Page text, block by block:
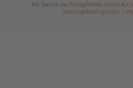
Ein Service der ProAgeMedia GmbH &
Nutzungsbedingungen